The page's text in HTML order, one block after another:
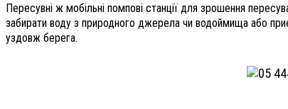
Пересувні ж мобільні помпові станції для зрошення
забирати воду з природного джерела чи водоймища або
уздовж берега.